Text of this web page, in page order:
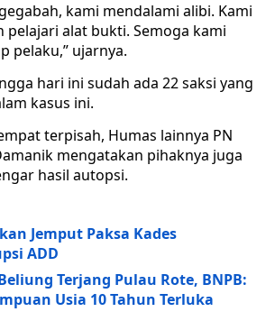
kami mendalami alibi‎. Kami
pelajari alat bukti. Semoga kami
pelaku,” ujarnya.
hari ini sudah ada 22 saksi yang
kasus ini.
terpisah, Humas lainnya PN
mengatakan pihaknya juga
hasil autopsi.
Jemput Paksa Kades
ADD
Terjang Pulau Rote, BNPB:
Usia 10 Tahun Terluka